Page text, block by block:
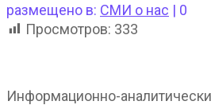
размещено в: СМИ о нас | 0
Просмотров: 333
Информационно-